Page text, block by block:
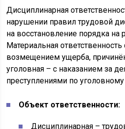
Дисциплинарная
нарушении правил трудовой
на восстановление порядка на
Материальная ответственность
возмещением ущерба,
уголовная – с наказанием за
преступлениями по уголовному
Объект ответственности:
Дисциплинарная –